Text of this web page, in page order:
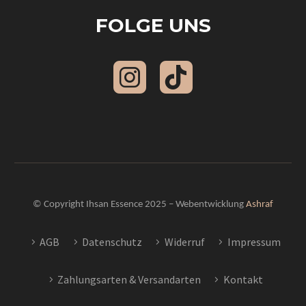
FOLGE UNS
© Copyright Ihsan Essence 2025 – Webentwicklung Ashraf
AGB Datenschutz Widerruf Impressum
Zahlungsarten & Versandarten Kontakt